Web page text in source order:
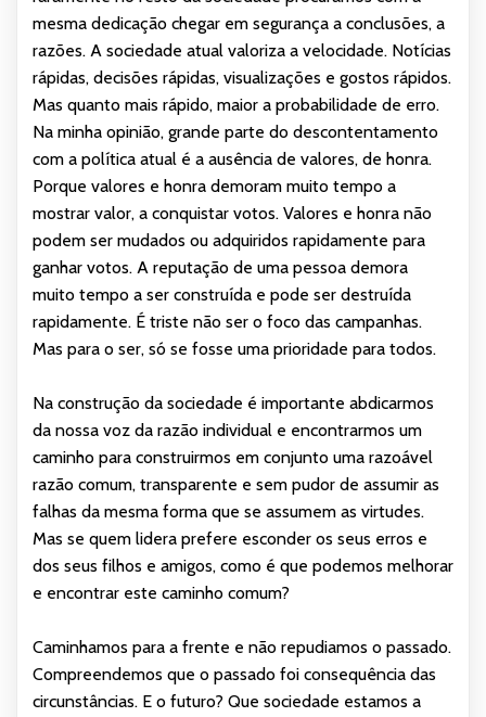
mesma dedicação chegar em segurança a conclusões, a
razões. A sociedade atual valoriza a velocidade. Notícias
rápidas, decisões rápidas, visualizações e gostos rápidos.
Mas quanto mais rápido, maior a probabilidade de erro.
Na minha opinião, grande parte do descontentamento
com a política atual é a ausência de valores, de honra.
Porque valores e honra demoram muito tempo a
mostrar valor, a conquistar votos. Valores e honra não
podem ser mudados ou adquiridos rapidamente para
ganhar votos. A reputação de uma pessoa demora
muito tempo a ser construída e pode ser destruída
rapidamente. É triste não ser o foco das campanhas.
Mas para o ser, só se fosse uma prioridade para todos.
Na construção da sociedade é importante abdicarmos
da nossa voz da razão individual e encontrarmos um
caminho para construirmos em conjunto uma razoável
razão comum, transparente e sem pudor de assumir as
falhas da mesma forma que se assumem as virtudes.
Mas se quem lidera prefere esconder os seus erros e
dos seus filhos e amigos, como é que podemos melhorar
e encontrar este caminho comum?
Caminhamos para a frente e não repudiamos o passado.
Compreendemos que o passado foi consequência das
circunstâncias. E o futuro? Que sociedade estamos a